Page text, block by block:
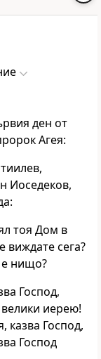
ден от
Агея:
Иоседеков,
тоя Дом в
виждате сега?
е нищо?
Господ,
иерею!
казва Господ,
Господ